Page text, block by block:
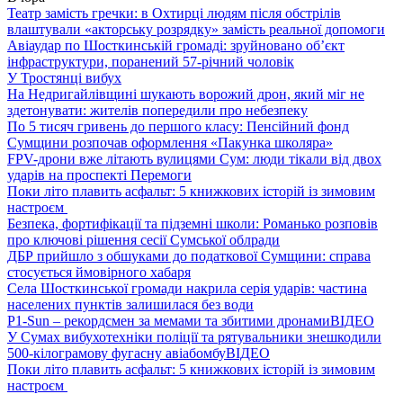
Театр замість гречки: в Охтирці людям після обстрілів
влаштували «акторську розрядку» замість реальної допомоги
Авіаудар по Шосткинській громаді: зруйновано об’єкт
інфраструктури, поранений 57-річний чоловік
У Тростянці вибух
На Недригайлівщині шукають ворожий дрон, який міг не
здетонувати: жителів попередили про небезпеку
По 5 тисяч гривень до першого класу: Пенсійний фонд
Сумщини розпочав оформлення «Пакунка школяра»
FPV-дрони вже літають вулицями Сум: люди тікали від двох
ударів на проспекті Перемоги
Поки літо плавить асфальт: 5 книжкових історій із зимовим
настроєм
Безпека, фортифікації та підземні школи: Романько розповів
про ключові рішення сесії Сумської облради
ДБР прийшло з обшуками до податкової Сумщини: справа
стосується ймовірного хабаря
Села Шосткинської громади накрила серія ударів: частина
населених пунктів залишилася без води
P1-Sun – рекордсмен за мемами та збитими дронамиВІДЕО
У Сумах вибухотехніки поліції та рятувальники знешкодили
500-кілограмову фугасну авіабомбуВІДЕО
Поки літо плавить асфальт: 5 книжкових історій із зимовим
настроєм